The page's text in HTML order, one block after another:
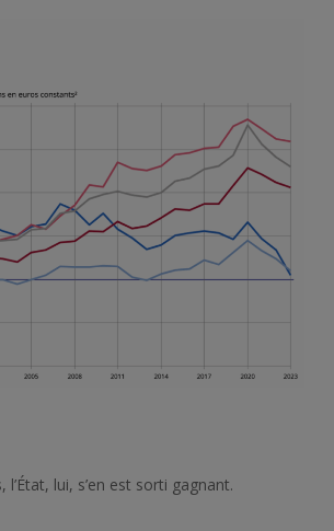
l’État, lui, s’en est sorti gagnant.